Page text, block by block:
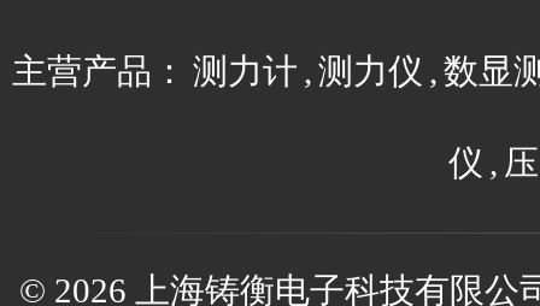
主营产品： 测力计 , 测力仪 , 数显
仪 ,
© 2026 上海铸衡电子科技有限公